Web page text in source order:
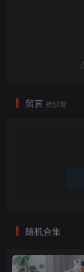
留言 抢沙发
随机合集